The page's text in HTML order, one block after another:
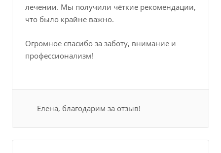
лечении. Мы получили чёткие рекомендации,
что было крайне важно.
Огромное спасибо за заботу, внимание и
профессионализм!
Елена, благодарим за отзыв!